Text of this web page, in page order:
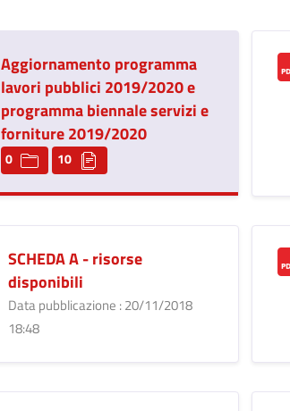
Aggiornamento programma
lavori pubblici 2019/2020 e
programma biennale servizi e
forniture 2019/2020
0 10
SCHEDA A - risorse
disponibili
Data pubblicazione : 20/11/2018
18:48